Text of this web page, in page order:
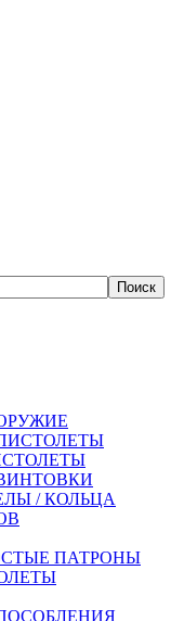
/ КОЛЬЦА
ПАТРОНЫ